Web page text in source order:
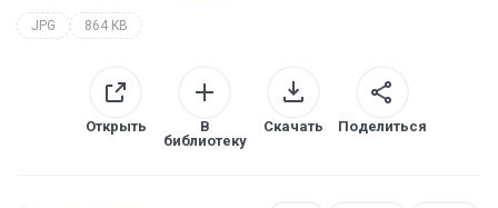
JPG 864 KB
Открыть
В
библиотеку
Скачать Поделиться